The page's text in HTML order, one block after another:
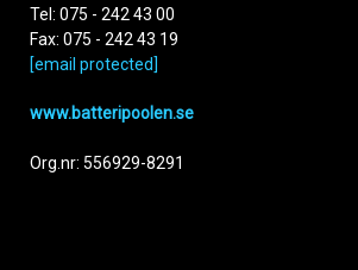
Tel: 075 - 242 43 00
Fax: 075 - 242 43 19
[email protected]
www.batteripoolen.se
Org.nr: 556929-8291